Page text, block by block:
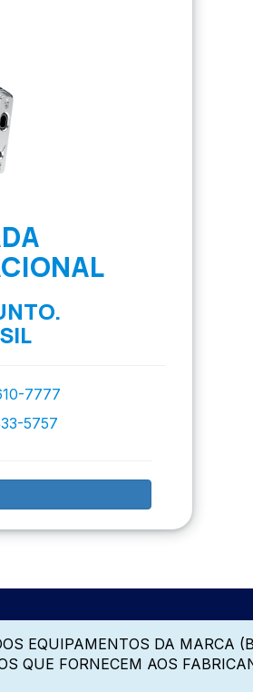
7777
5757
EQUIPAMENTOS DA MARCA
QUE FORNECEM AOS